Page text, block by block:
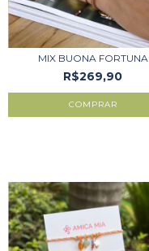
MIX BUONA FORTUNA
R$269,90